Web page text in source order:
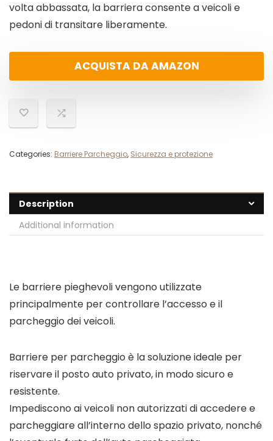
volta abbassata, la barriera consente a veicoli e
pedoni di transitare liberamente.
ACQUISTA DA AMAZON
Categories: Barriere Parcheggio, Sicurezza e protezione
Description
Additional information
Le barriere pieghevoli vengono utilizzate
principalmente per controllare l’accesso e il
parcheggio dei veicoli.
Barriere per parcheggio è la soluzione ideale per
riservare il posto auto privato, in modo sicuro e
resistente.
Impediscono ai veicoli non autorizzati di accedere e
parcheggiare all’interno dello spazio privato, nonché